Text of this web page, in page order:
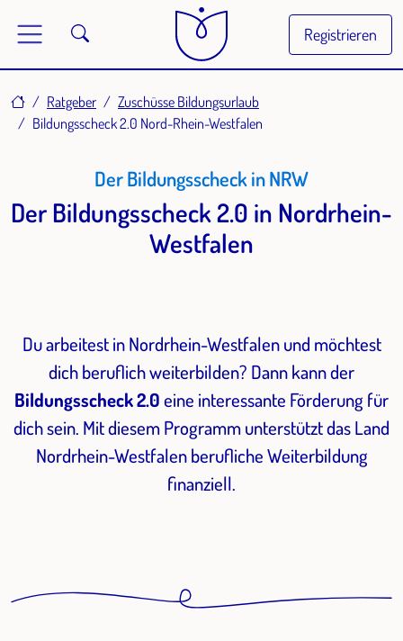
Registrieren
HomeRatgeber
Zuschüsse Bildungsurlaub
Bildungsscheck 2.0 Nord-Rhein-Westfalen
Der Bildungsscheck in NRW
Der Bildungsscheck 2.0 in Nordrhein-
Westfalen
Du arbeitest in Nordrhein-Westfalen und möchtest
dich beruflich weiterbilden? Dann kann der
Bildungsscheck 2.0eine interessante Förderung für
dich sein. Mit diesem Programm unterstützt das Land
Nordrhein-Westfalen berufliche Weiterbildung
finanziell.